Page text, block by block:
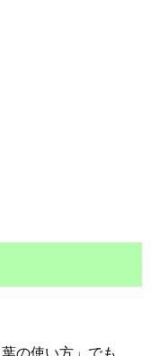
の使い方」でも、